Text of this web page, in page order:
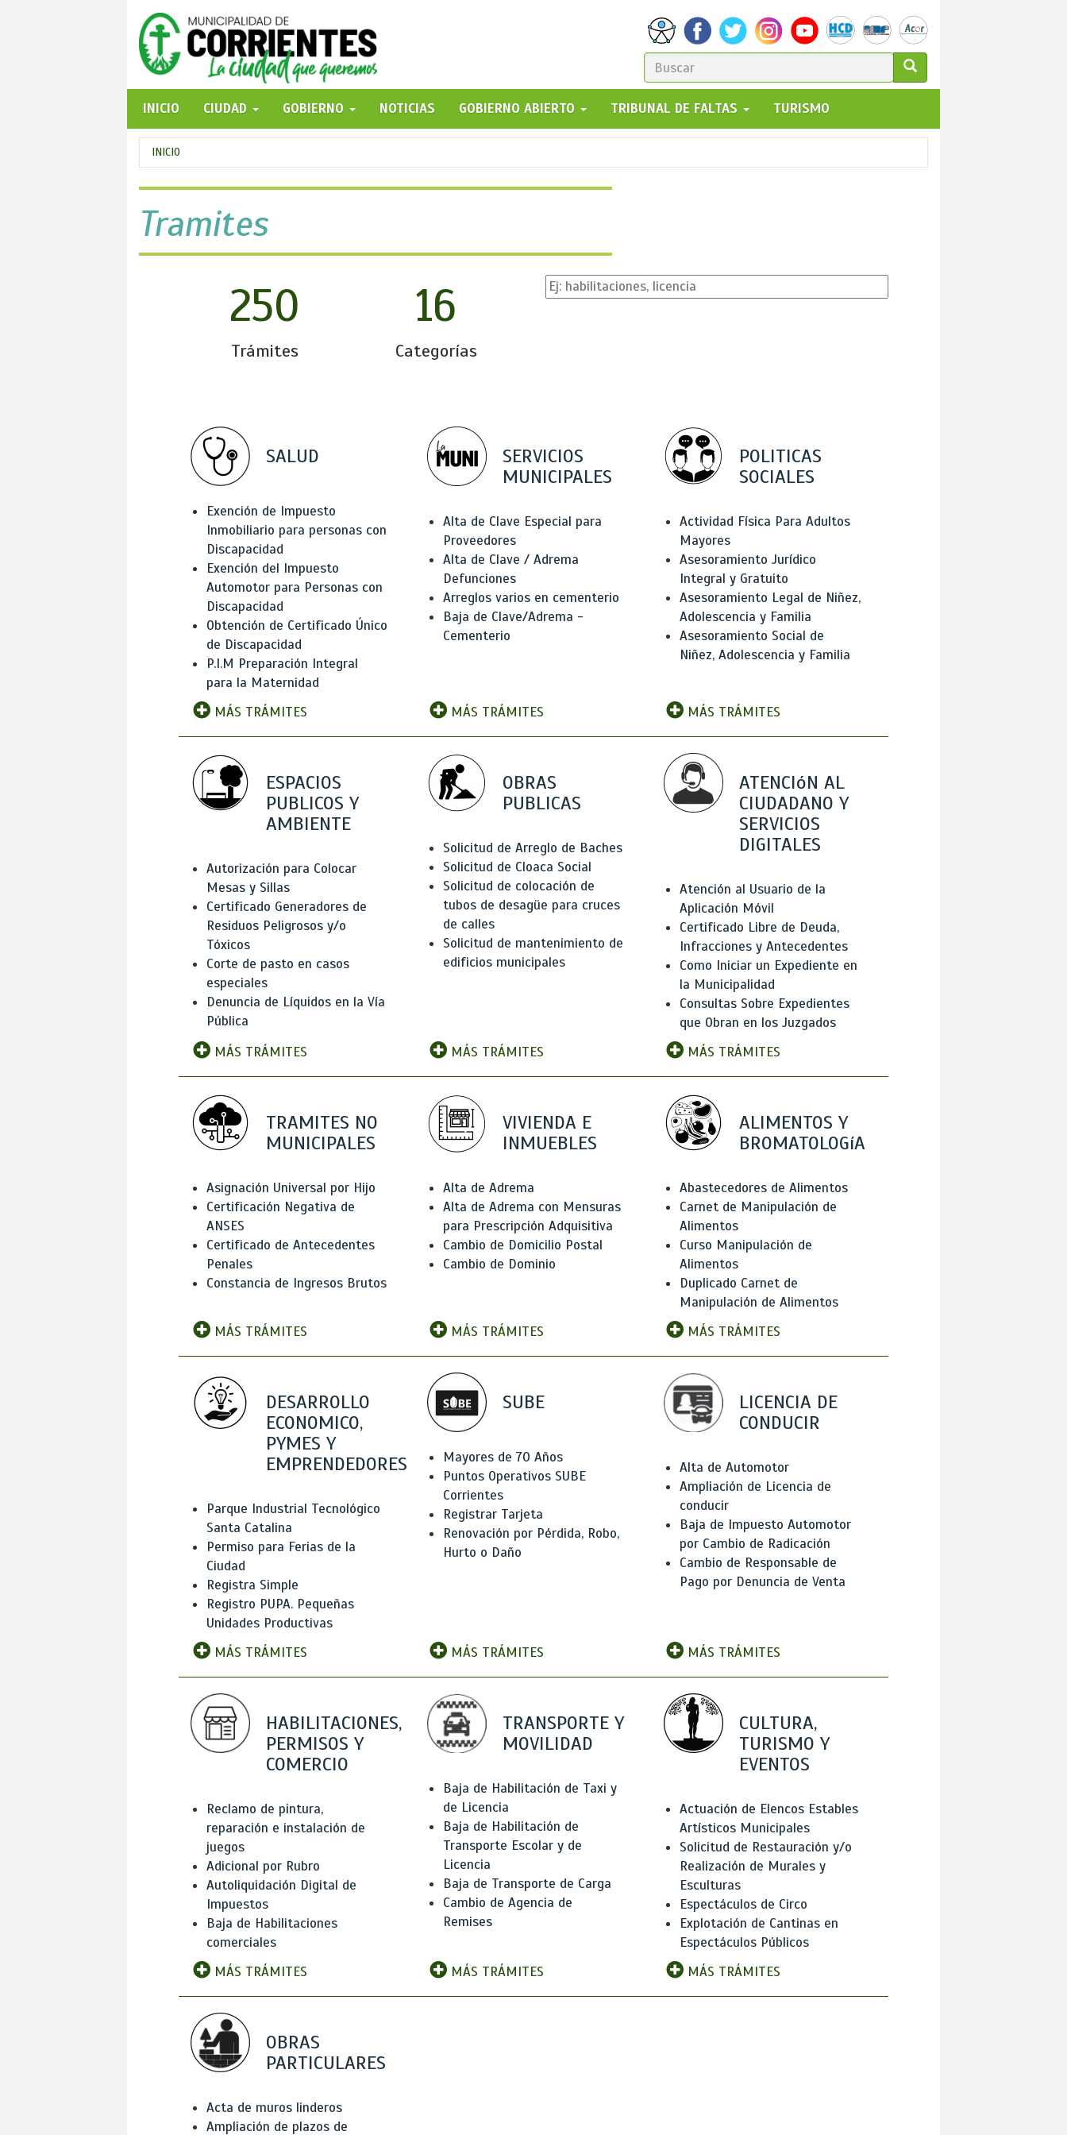
FORMULARIO
DE
BÚSQUEDA
GO!
INICIO
CIUDAD GOBIERNO NOTICIAS GOBIERNO ABIERTO TRIBUNAL DE FALTAS TURISMO
Se
encuentra
usted
aquí
INICIO
Tramites
250
Trámites
16
Categorías
SALUD
Exención de Impuesto
Inmobiliario para personas con
Discapacidad
Exención del Impuesto
Automotor para Personas con
Discapacidad
Obtención de Certificado Único
de Discapacidad
P.I.M Preparación Integral
para la Maternidad
MÁS TRÁMITES
SERVICIOS
MUNICIPALES
Alta de Clave Especial para
Proveedores
Alta de Clave / Adrema
Defunciones
Arreglos varios en cementerio
Baja de Clave/Adrema -
Cementerio
MÁS TRÁMITES
POLITICAS
SOCIALES
Actividad Física Para Adultos
Mayores
Asesoramiento Jurídico
Integral y Gratuito
Asesoramiento Legal de Niñez,
Adolescencia y Familia
Asesoramiento Social de
Niñez, Adolescencia y Familia
MÁS TRÁMITES
ESPACIOS
PUBLICOS Y
AMBIENTE
Autorización para Colocar
Mesas y Sillas
Certificado Generadores de
Residuos Peligrosos y/o
Tóxicos
Corte de pasto en casos
especiales
Denuncia de Líquidos en la Vía
Pública
MÁS TRÁMITES
OBRAS
PUBLICAS
Solicitud de Arreglo de Baches
Solicitud de Cloaca Social
Solicitud de colocación de
tubos de desagüe para cruces
de calles
Solicitud de mantenimiento de
edificios municipales
MÁS TRÁMITES
ATENCIóN AL
CIUDADANO Y
SERVICIOS
DIGITALES
Atención al Usuario de la
Aplicación Móvil
Certificado Libre de Deuda,
Infracciones y Antecedentes
Como Iniciar un Expediente en
la Municipalidad
Consultas Sobre Expedientes
que Obran en los Juzgados
MÁS TRÁMITES
TRAMITES NO
MUNICIPALES
Asignación Universal por Hijo
Certificación Negativa de
ANSES
Certificado de Antecedentes
Penales
Constancia de Ingresos Brutos
MÁS TRÁMITES
VIVIENDA E
INMUEBLES
Alta de Adrema
Alta de Adrema con Mensuras
para Prescripción Adquisitiva
Cambio de Domicilio Postal
Cambio de Dominio
MÁS TRÁMITES
ALIMENTOS Y
BROMATOLOGíA
Abastecedores de Alimentos
Carnet de Manipulación de
Alimentos
Curso Manipulación de
Alimentos
Duplicado Carnet de
Manipulación de Alimentos
MÁS TRÁMITES
DESARROLLO
ECONOMICO,
PYMES Y
EMPRENDEDORES
Parque Industrial Tecnológico
Santa Catalina
Permiso para Ferias de la
Ciudad
Registra Simple
Registro PUPA. Pequeñas
Unidades Productivas
MÁS TRÁMITES
SUBE
Mayores de 70 Años
Puntos Operativos SUBE
Corrientes
Registrar Tarjeta
Renovación por Pérdida, Robo,
Hurto o Daño
MÁS TRÁMITES
LICENCIA DE
CONDUCIR
Alta de Automotor
Ampliación de Licencia de
conducir
Baja de Impuesto Automotor
por Cambio de Radicación
Cambio de Responsable de
Pago por Denuncia de Venta
MÁS TRÁMITES
HABILITACIONES,
PERMISOS Y
COMERCIO
Reclamo de pintura,
reparación e instalación de
juegos
Adicional por Rubro
Autoliquidación Digital de
Impuestos
Baja de Habilitaciones
comerciales
MÁS TRÁMITES
TRANSPORTE Y
MOVILIDAD
Baja de Habilitación de Taxi y
de Licencia
Baja de Habilitación de
Transporte Escolar y de
Licencia
Baja de Transporte de Carga
Cambio de Agencia de
Remises
MÁS TRÁMITES
CULTURA,
TURISMO Y
EVENTOS
Actuación de Elencos Estables
Artísticos Municipales
Solicitud de Restauración y/o
Realización de Murales y
Esculturas
Espectáculos de Circo
Explotación de Cantinas en
Espectáculos Públicos
MÁS TRÁMITES
OBRAS
PARTICULARES
Acta de muros linderos
Ampliación de plazos de